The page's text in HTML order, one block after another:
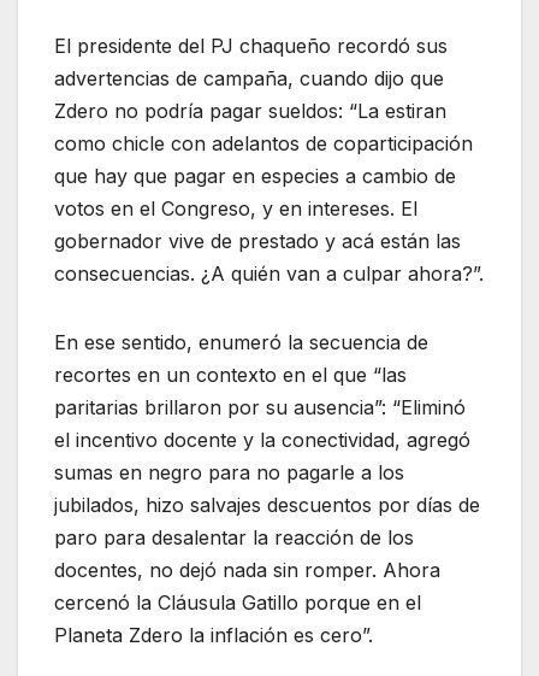
El presidente del PJ chaqueño recordó sus
advertencias de campaña, cuando dijo que
Zdero no podría pagar sueldos: “La estiran
como chicle con adelantos de coparticipación
que hay que pagar en especies a cambio de
votos en el Congreso, y en intereses. El
gobernador vive de prestado y acá están las
consecuencias. ¿A quién van a culpar ahora?”.
En ese sentido, enumeró la secuencia de
recortes en un contexto en el que “las
paritarias brillaron por su ausencia”: “Eliminó
el incentivo docente y la conectividad, agregó
sumas en negro para no pagarle a los
jubilados, hizo salvajes descuentos por días de
paro para desalentar la reacción de los
docentes, no dejó nada sin romper. Ahora
cercenó la Cláusula Gatillo porque en el
Planeta Zdero la inflación es cero”.